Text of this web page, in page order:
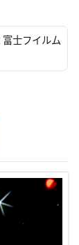
富士フイルム